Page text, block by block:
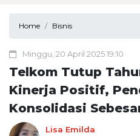
Home Bisnis
Minggu, 20 April 2025 19:10
Telkom Tutup
Kinerja Positif,
Konsolidasi
Lisa Emilda